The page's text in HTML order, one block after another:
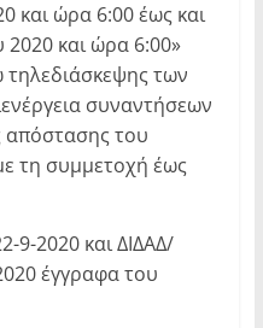
και ώρα 6:00 έως και
2020 και ώρα 6:00»
τηλεδιάσκεψης των
συναντήσεων
απόστασης του
τη συμμετοχή έως
9-2020 και ΔΙΔΑΔ/
έγγραφα του